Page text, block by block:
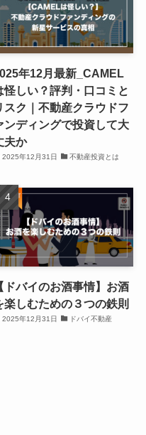
年12月最新_CAMEL
怪しい？評判・口コミと
スク｜不動産クラウドフ
ンディングで投資して大
夫か
2025年12月31日 不動産投資とは
【ドバイのお酒事情】お酒
楽しむための３つの鉄則
2025年12月31日 ドバイ不動産